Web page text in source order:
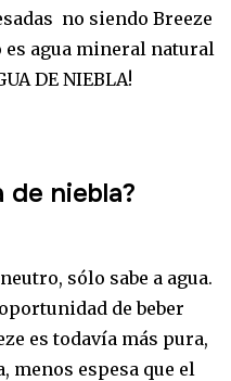
no siendo Breeze
es agua mineral natural
DE NIEBLA!
de niebla?
sólo sabe a agua.
de beber
es todavía más pura,
menos espesa que el